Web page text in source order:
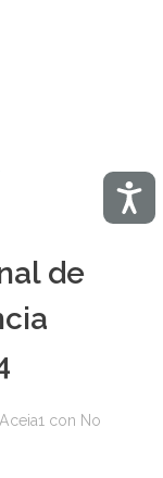
de
con No